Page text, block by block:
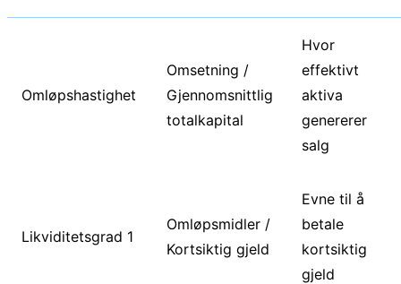
Omløpshastighet
Omsetning /
Gjennomsnittlig
totalkapital
Hvor
effektivt
aktiva
genererer
salg
Likviditetsgrad 1
Omløpsmidler /
Kortsiktig gjeld
Evne til å
betale
kortsiktig
gjeld